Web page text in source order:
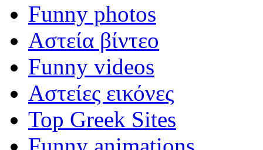
Funny photos
Αστεία βίντεο
Funny videos
Αστείες εικόνες
Top Greek Sites